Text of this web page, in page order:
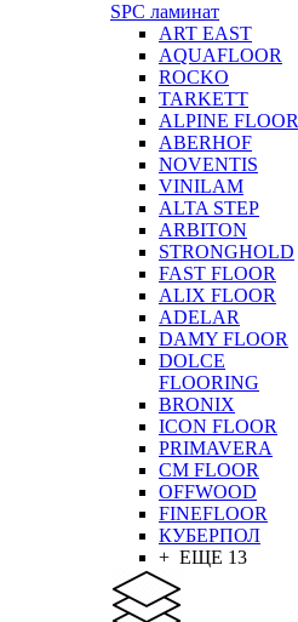
SPC ламинат
ART EAST
AQUAFLOOR
ROCKO
TARKETT
ALPINE FLOOR
ABERHOF
NOVENTIS
VINILAM
ALTA STEP
ARBITON
STRONGHOLD
FAST FLOOR
ALIX FLOOR
ADELAR
DAMY FLOOR
DOLCE
FLOORING
BRONIX
ICON FLOOR
PRIMAVERA
CM FLOOR
OFFWOOD
FINEFLOOR
КУБЕРПОЛ
+ ЕЩЕ 13